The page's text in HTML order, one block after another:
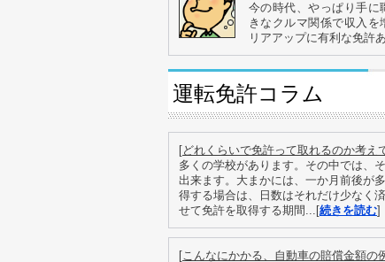
今の時代、やっぱり手に
きなクルマ関係で収入
リアアップに有利な免許
運転免許コラム
[どれくらいで免許って取れるのか考え
多くの学校があります。その中では、
出来ます。大まかには、一か月前後が
得する場合は、日数はそれだけ少なく
せて免許を取得する期間...[続きを読む]
[こんなにかかる、自動車の賠償金額の